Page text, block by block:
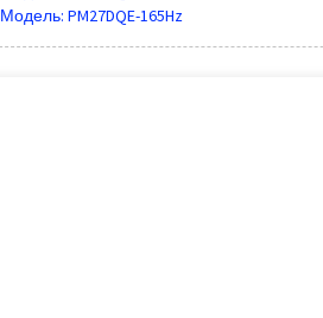
Модель: PM27DQE-165Hz